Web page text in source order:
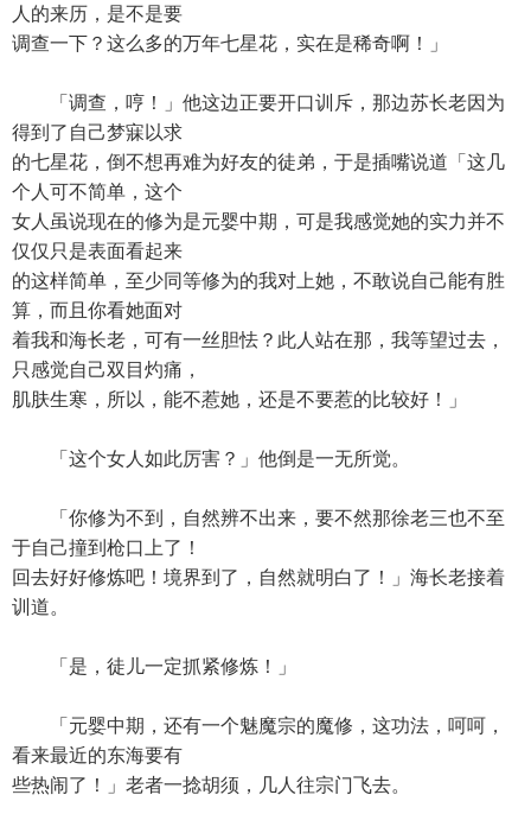
人的来历，是不是要
调查一下？这么多的万年七星花，实在是稀奇啊！」
「调查，哼！」他这边正要开口训斥，那边苏长老因为
得到了自己梦寐以求
的七星花，倒不想再难为好友的徒弟，于是插嘴说道「这几
个人可不简单，这个
女人虽说现在的修为是元婴中期，可是我感觉她的实力并不
仅仅只是表面看起来
的这样简单，至少同等修为的我对上她，不敢说自己能有胜
算，而且你看她面对
着我和海长老，可有一丝胆怯？此人站在那，我等望过去，
只感觉自己双目灼痛，
肌肤生寒，所以，能不惹她，还是不要惹的比较好！」
「这个女人如此厉害？」他倒是一无所觉。
「你修为不到，自然辨不出来，要不然那徐老三也不至
于自己撞到枪口上了！
回去好好修炼吧！境界到了，自然就明白了！」海长老接着
训道。
「是，徒儿一定抓紧修炼！」
「元婴中期，还有一个魅魔宗的魔修，这功法，呵呵，
看来最近的东海要有
些热闹了！」老者一捻胡须，几人往宗门飞去。